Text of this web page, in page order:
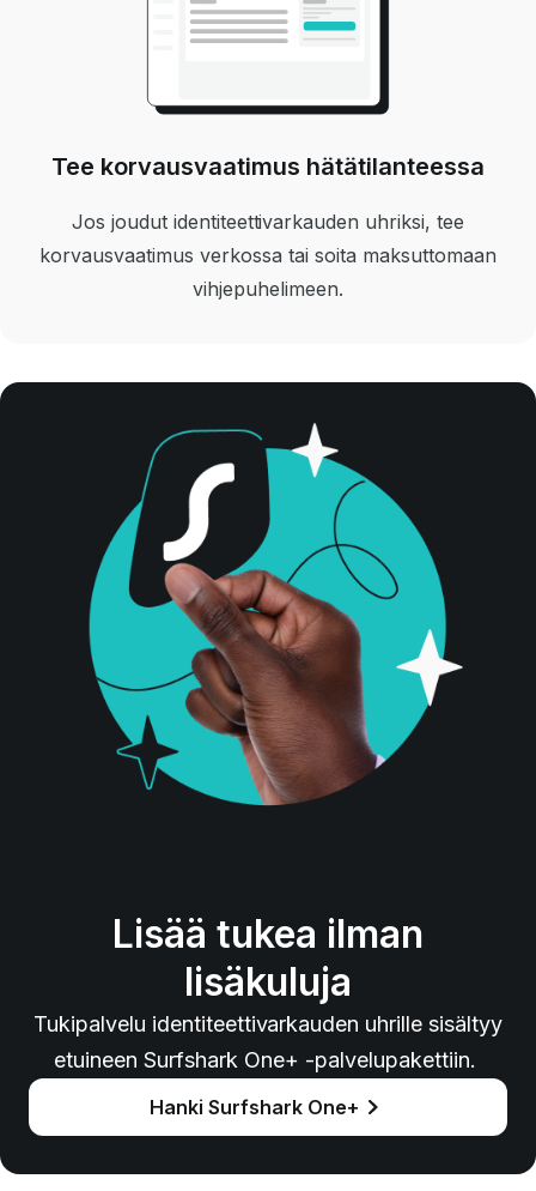
Tee korvausvaatimus hätätilanteessa
Jos joudut identiteettivarkauden uhriksi, tee
korvausvaatimus verkossa tai soita maksuttomaan
vihjepuhelimeen.
Lisää tukea ilman
lisäkuluja
Tukipalvelu identiteettivarkauden uhrille sisältyy
etuineen Surfshark One+ -palvelupakettiin.
Hanki Surfshark One+